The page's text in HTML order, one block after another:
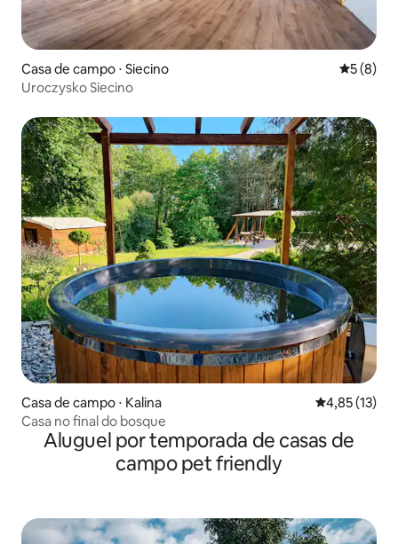
Casa de campo ⋅ Siecino 5 de
5 (8)
Uroczysko Siecino
Casa de campo ⋅ Kalina 4,85 de uma
4,85 (13)
Casa no final do bosque
Aluguel por temporada de casas de
campo pet friendly